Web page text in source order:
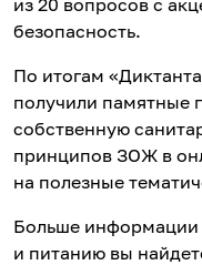
безопасность.
По итогам
получили памятные
собственную
принципов ЗОЖ в
на полезные
Больше информации
и питанию вы